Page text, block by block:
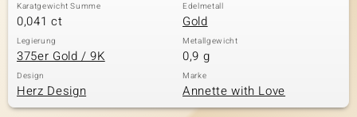
Karatgewicht Summe
0,041 ct
Edelmetall
Gold
Legierung
375er Gold / 9K
Metallgewicht
0,9 g
Design
Herz Design
Marke
Annette with Love